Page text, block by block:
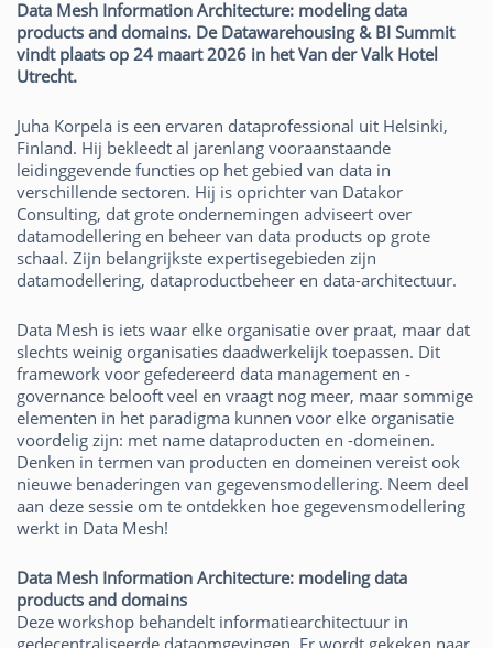
Data Mesh Information Architecture: modeling data
products and domains. De Datawarehousing & BI Summit
vindt plaats op 24 maart 2026 in het Van der Valk Hotel
Utrecht.
Juha Korpela is een ervaren dataprofessional uit Helsinki,
Finland. Hij bekleedt al jarenlang vooraanstaande
leidinggevende functies op het gebied van data in
verschillende sectoren. Hij is oprichter van Datakor
Consulting, dat grote ondernemingen adviseert over
datamodellering en beheer van data products op grote
schaal. Zijn belangrijkste expertisegebieden zijn
datamodellering, dataproductbeheer en data-architectuur.
Data Mesh is iets waar elke organisatie over praat, maar dat
slechts weinig organisaties daadwerkelijk toepassen. Dit
framework voor gefedereerd data management en -
governance belooft veel en vraagt nog meer, maar sommige
elementen in het paradigma kunnen voor elke organisatie
voordelig zijn: met name dataproducten en -domeinen.
Denken in termen van producten en domeinen vereist ook
nieuwe benaderingen van gegevensmodellering. Neem deel
aan deze sessie om te ontdekken hoe gegevensmodellering
werkt in Data Mesh!
Data Mesh Information Architecture: modeling data
products and domains
Deze workshop behandelt informatiearchitectuur in
gedecentraliseerde dataomgevingen. Er wordt gekeken naar